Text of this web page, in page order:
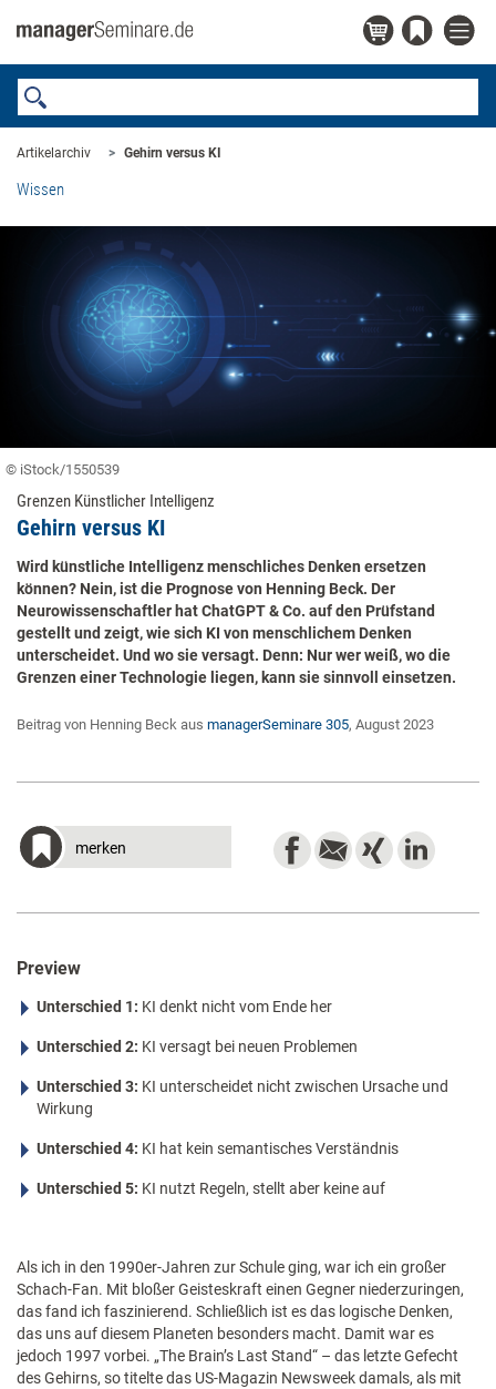
Artikelarchiv Gehirn versus KI
Wissen
© iStock/1550539
Grenzen Künstlicher Intelligenz
Gehirn versus KI
Wird künstliche Intelligenz menschliches Denken ersetzen
können? Nein, ist die Prognose von Henning Beck. Der
Neurowissenschaftler hat ChatGPT & Co. auf den Prüfstand
gestellt und zeigt, wie sich KI von menschlichem Denken
unterscheidet. Und wo sie versagt. Denn: Nur wer weiß, wo die
Grenzen einer Technologie liegen, kann sie sinnvoll einsetzen.
Beitrag von Henning Beck aus managerSeminare 305, August 2023
merken
Preview
Unterschied 1: KI denkt nicht vom Ende her
Unterschied 2: KI versagt bei neuen Problemen
Unterschied 3: KI unterscheidet nicht zwischen Ursache und
Wirkung
Unterschied 4: KI hat kein semantisches Verständnis
Unterschied 5: KI nutzt Regeln, stellt aber keine auf
Als ich in den 1990er-Jahren zur Schule ging, war ich ein großer
Schach-Fan. Mit bloßer Geisteskraft einen Gegner niederzuringen,
das fand ich faszinierend. Schließlich ist es das logische Denken,
das uns auf diesem Planeten besonders macht. Damit war es
jedoch 1997 vorbei. „The Brain’s Last Stand“ – das letzte Gefecht
des Gehirns, so titelte das US-Magazin Newsweek damals, als mit